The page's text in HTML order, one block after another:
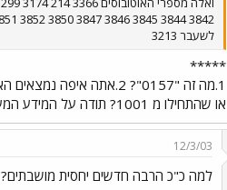
לשעבר 3213
*****
או שהתחילו מ 1001? תודה על המידע המעניין שאתה מוסר אודות האוטובוסים המושבתים. איציק
12/3/03
למה כ"כ הרבה חדשים יחסית מושבתים?